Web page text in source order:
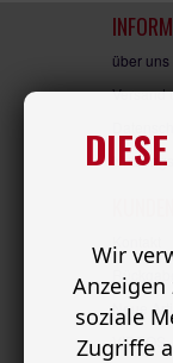
über uns
Versand
Rückgabe
Neue
VIDEOS
Wir
soziale
Zugriffe